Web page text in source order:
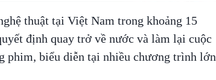
thuật tại Việt Nam trong khoảng 15
định quay trở về nước và làm lại cuộc
phim, biểu diễn tại nhiều chương trình lớn